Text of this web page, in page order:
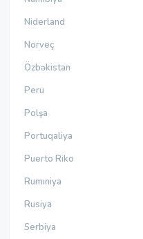
Niderland
Norveç
Özbəkistan
Peru
Polşa
Portuqaliya
Puerto Riko
Rumıniya
Rusiya
Serbiya